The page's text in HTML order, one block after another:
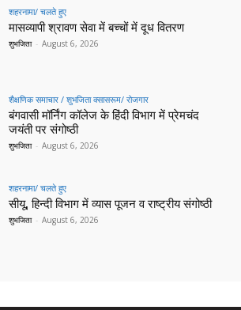
शहरनामा/ चलते हुए
मासव्यापी श्रावण सेवा में बच्चों में दूध वितरण
शुभजिता - August 6, 2026
शैक्षणिक समाचार / शुभजिता क्सासरूम/ रोजगार
बंगवासी मॉर्निंग कॉलेज के हिंदी विभाग में प्रेमचंद
जयंती पर संगोष्ठी
शुभजिता - August 6, 2026
शहरनामा/ चलते हुए
सीयू, हिन्दी विभाग में व्यास पूजन व राष्ट्रीय संगोष्ठी
शुभजिता - August 6, 2026